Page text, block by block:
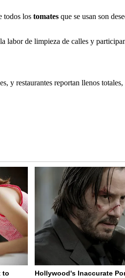
todos los tomates que se usan son
labor de limpieza de calles y
y restaurantes reportan llenos